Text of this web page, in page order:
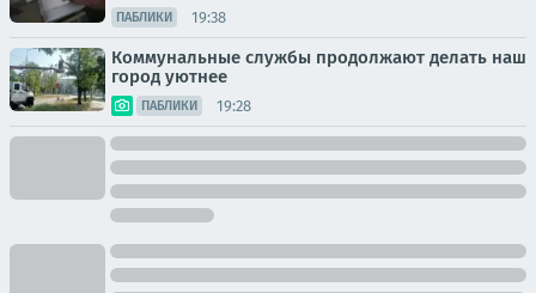
ПАБЛИКИ 19:38
Коммунальные службы продолжают делать наш
город уютнее
ПАБЛИКИ 19:28